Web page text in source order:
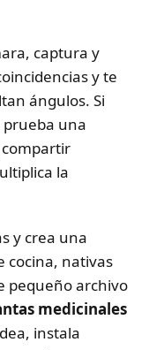
captura y
y te
ángulos. Si
una
la
y crea una
cocina, nativas
pequeño archivo
medicinales
instala